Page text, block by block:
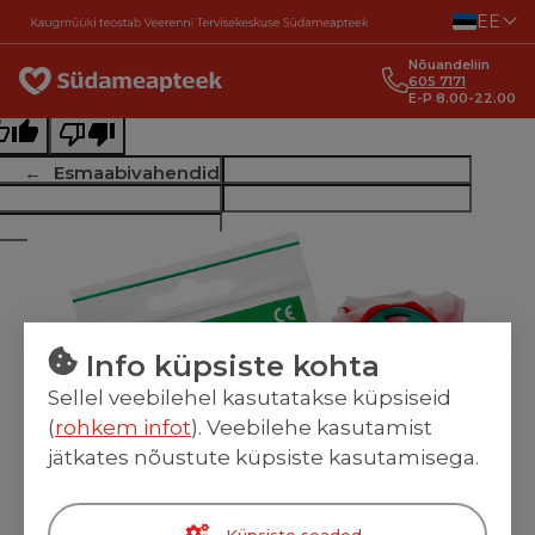
EE
Nõuandeliin
605 7171
E-P 8.00-22.00
Esmaabivahendid
text
this translation
feedback will be used to help improve Google Translate
Info küpsiste kohta
Sellel veebilehel kasutatakse küpsiseid
(rohkem infot). Veebilehe kasutamist
jätkates nõustute küpsiste kasutamisega.